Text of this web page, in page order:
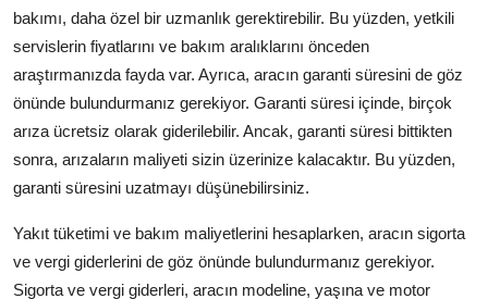
bakımı, daha özel bir uzmanlık gerektirebilir. Bu yüzden, yetkili
servislerin fiyatlarını ve bakım aralıklarını önceden
araştırmanızda fayda var. Ayrıca, aracın garanti süresini de göz
önünde bulundurmanız gerekiyor. Garanti süresi içinde, birçok
arıza ücretsiz olarak giderilebilir. Ancak, garanti süresi bittikten
sonra, arızaların maliyeti sizin üzerinize kalacaktır. Bu yüzden,
garanti süresini uzatmayı düşünebilirsiniz.
Yakıt tüketimi ve bakım maliyetlerini hesaplarken, aracın sigorta
ve vergi giderlerini de göz önünde bulundurmanız gerekiyor.
Sigorta ve vergi giderleri, aracın modeline, yaşına ve motor